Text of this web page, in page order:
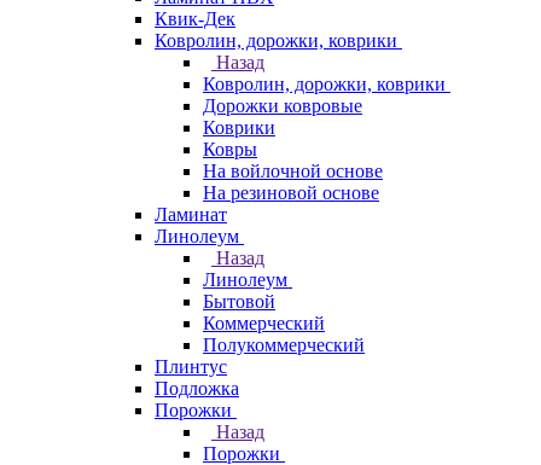
Квик-Дек
Ковролин, дорожки, коврики
Назад
Ковролин, дорожки, коврики
Дорожки ковровые
Коврики
Ковры
На войлочной основе
На резиновой основе
Ламинат
Линолеум
Назад
Линолеум
Бытовой
Коммерческий
Полукоммерческий
Плинтус
Подложка
Порожки
Назад
Порожки